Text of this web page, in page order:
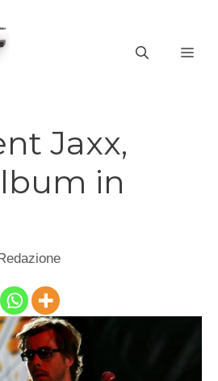
Jaxx,
in
Redazione